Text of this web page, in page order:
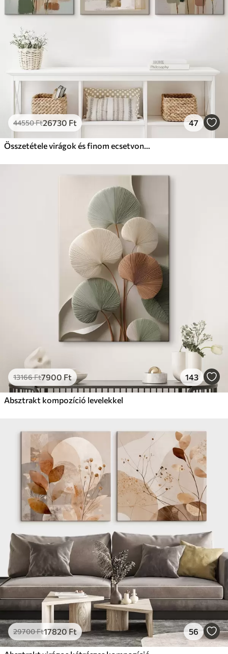
44550Ft26730 Ft 47
Összetétele virágok és finom ecsetvonásokkal
13166Ft7900 Ft 143
Absztrakt kompozíció levelekkel
29700Ft17820 Ft 56